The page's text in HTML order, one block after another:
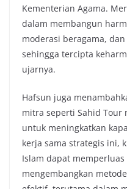
Kementerian Agama.
dalam membangun
moderasi beragama,
sehingga tercipta
ujarnya.
Hafsun juga
mitra seperti Sahid Tour
untuk meningkatkan
kerja sama strategis ini,
Islam dapat memperluas
mengembangkan